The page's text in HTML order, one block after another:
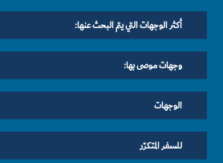
أكثر الوجهات التي يتم البحث عنها:
وجهات موصى بها:
الوجهات
للسفر المتكرّر